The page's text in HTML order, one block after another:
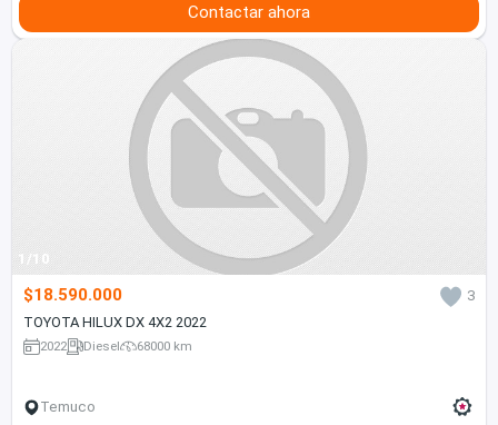
Contactar ahora
1/10
$18.590.000
3
TOYOTA HILUX DX 4X2 2022
2022 Diesel 68000 km
Temuco